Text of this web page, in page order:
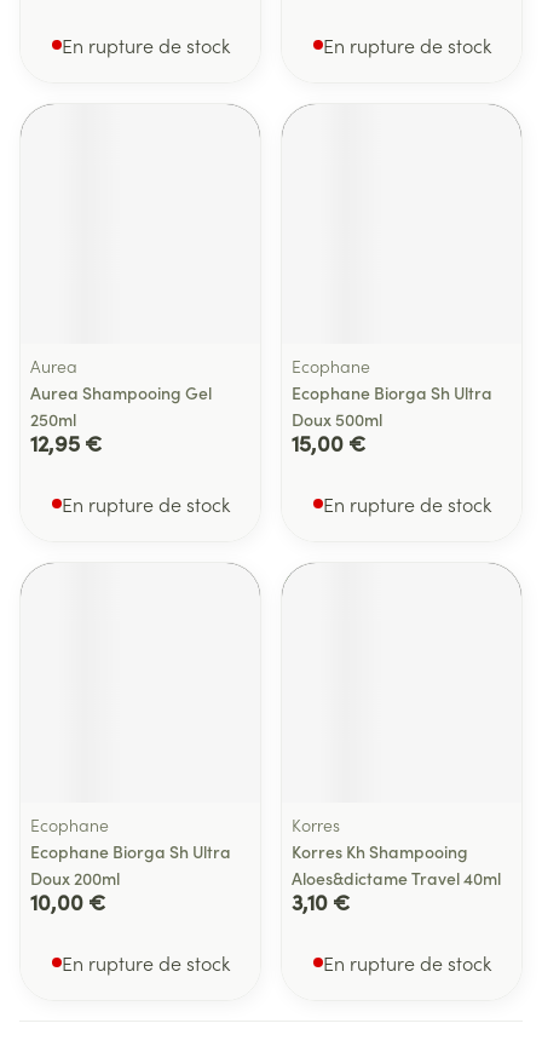
En rupture de stock En rupture de stock
Aurea
Aurea Shampooing Gel
250ml
12,95 €
En rupture de stock
Ecophane
Ecophane Biorga Sh Ultra
Doux 500ml
15,00 €
En rupture de stock
Ecophane
Ecophane Biorga Sh Ultra
Doux 200ml
10,00 €
En rupture de stock
Korres
Korres Kh Shampooing
Aloes&dictame Travel 40ml
3,10 €
En rupture de stock